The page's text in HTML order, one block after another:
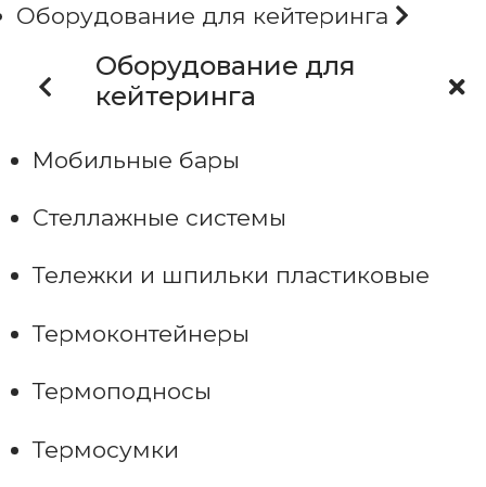
Оборудование для кейтеринга
Оборудование для
кейтеринга
Мобильные бары
Стеллажные системы
Тележки и шпильки пластиковые
Термоконтейнеры
Термоподносы
Термосумки